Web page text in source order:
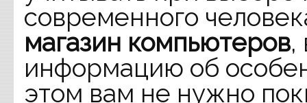
современного
магазин компьютеров,
информацию об
этом вам не нужно